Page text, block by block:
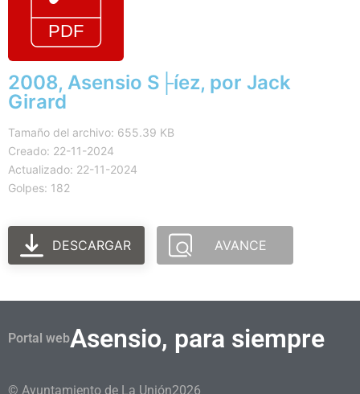
2008, Asensio S├íez, por Jack
Girard
Tamaño del archivo: 655.39 KB
Creado: 22-11-2024
Actualizado: 22-11-2024
Golpes: 182
DESCARGAR AVANCE
Portal webAsensio, para siempre
© Ayuntamiento de La Unión2026